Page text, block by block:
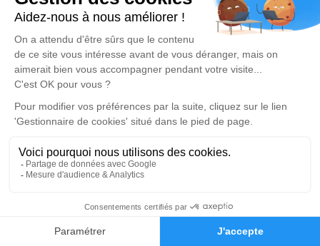
Faire-part Hommages
poèmes ou des textes. Cet endroit est un lieu
d'expression dédié à honorer la mémoire de Josette
COHEN.
Un service de plantation d’arbre hommage est
disponible ici.
Je rends hommage
Cérémonie civile
Crématorium de Bourg-Saint-Andéol
Quartier de l'Olivet Bourg-Saint-Andéol